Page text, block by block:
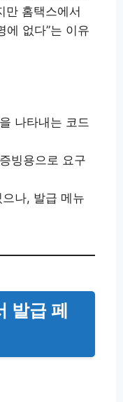
만 홈택스에서
에 없다”는 이유
나타내는 코드
빙용으로 요구
나, 발급 메뉴
발급 페